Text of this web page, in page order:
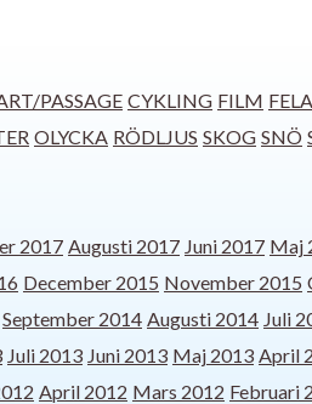
PASSAGE CYKLING FILM
OLYCKA RÖDLJUS SKOG SNÖ
2017 Augusti 2017 Juni 2017 Maj
December 2015 November 2015
September 2014 Augusti 2014 Juli
Juli 2013 Juni 2013 Maj 2013 April
April 2012 Mars 2012 Februari